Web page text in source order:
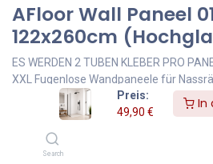
Preis:
49,90 €
In
Search
AFloor Wall Paneel
122x260cm
ES WERDEN 2 TUBEN KLEBER PRO
XXL Fugenlose Wandpaneele für
122x260 cm, Feuerresistent & Einfach
Unsere XXL Wandpaneele fugenlos
260 cm) sind die ideale Lösung für